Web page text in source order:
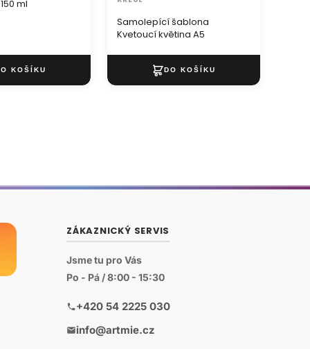
ml
Samolepící šablona
Kvetoucí květina A5
ZÁKAZNICKÝ SERVIS
Jsme tu pro Vás
Po - Pá / 8:00 - 15:30
+420 54 2225 030
info@artmie.cz